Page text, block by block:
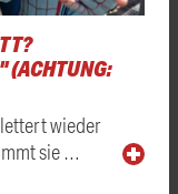
(ACHTUNG:
wieder
sie …